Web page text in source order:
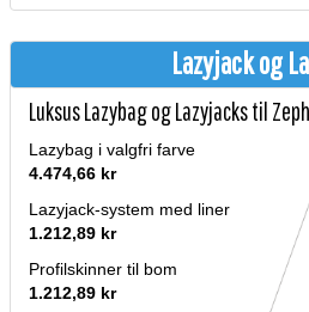
Lazyjack og
Luksus Lazybag og Lazyjacks til
Lazybag i valgfri farve
4.474,66 kr
Lazyjack-system med liner
1.212,89 kr
Profilskinner til bom
1.212,89 kr